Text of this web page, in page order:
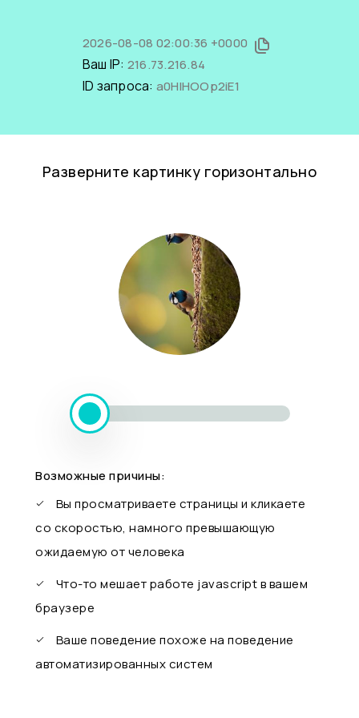
2026-08-08 02:00:36 +0000
Ваш IP: 216.73.216.84
ID запроса: a0HlHOOp2iE1
Разверните картинку горизонтально
Возможные причины:
Вы просматриваете страницы и кликаете
со скоростью, намного превышающую
ожидаемую от человека
Что-то мешает работе javascript в вашем
браузере
Ваше поведение похоже на поведение
автоматизированных систем